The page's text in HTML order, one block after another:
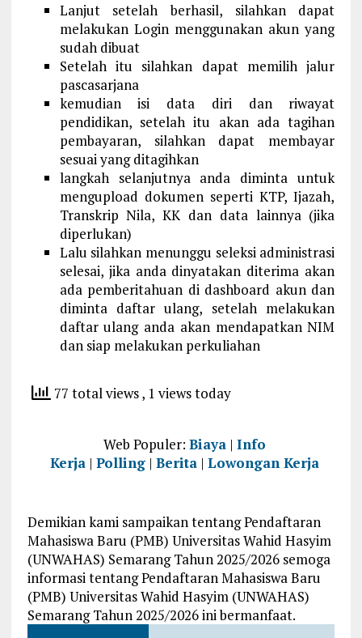
Lanjut setelah berhasil, silahkan dapat
melakukan Login menggunakan akun yang
sudah dibuat
Setelah itu silahkan dapat memilih jalur
pascasarjana
kemudian isi data diri dan riwayat
pendidikan, setelah itu akan ada tagihan
pembayaran, silahkan dapat membayar
sesuai yang ditagihkan
langkah selanjutnya anda diminta untuk
mengupload dokumen seperti KTP, Ijazah,
Transkrip Nila, KK dan data lainnya (jika
diperlukan)
Lalu silahkan menunggu seleksi administrasi
selesai, jika anda dinyatakan diterima akan
ada pemberitahuan di dashboard akun dan
diminta daftar ulang, setelah melakukan
daftar ulang anda akan mendapatkan NIM
dan siap melakukan perkuliahan
77 total views, 1 views today
Web Populer:Biaya |Info
Kerja |Polling |Berita |Lowongan Kerja
Demikian kami sampaikan tentang Pendaftaran
Mahasiswa Baru (PMB) Universitas Wahid Hasyim
(UNWAHAS) Semarang Tahun 2025/2026 semoga
informasi tentang Pendaftaran Mahasiswa Baru
(PMB) Universitas Wahid Hasyim (UNWAHAS)
Semarang Tahun 2025/2026 ini bermanfaat.